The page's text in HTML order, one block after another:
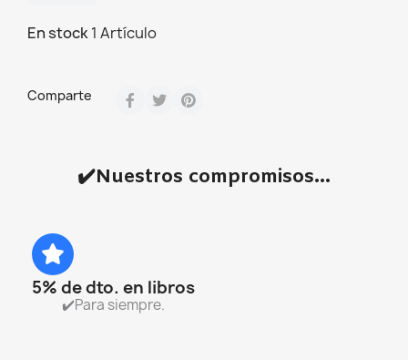
En stock1 Artículo
Comparte
✔️Nuestros compromisos...
5% de dto. en libros
✔️Para siempre.